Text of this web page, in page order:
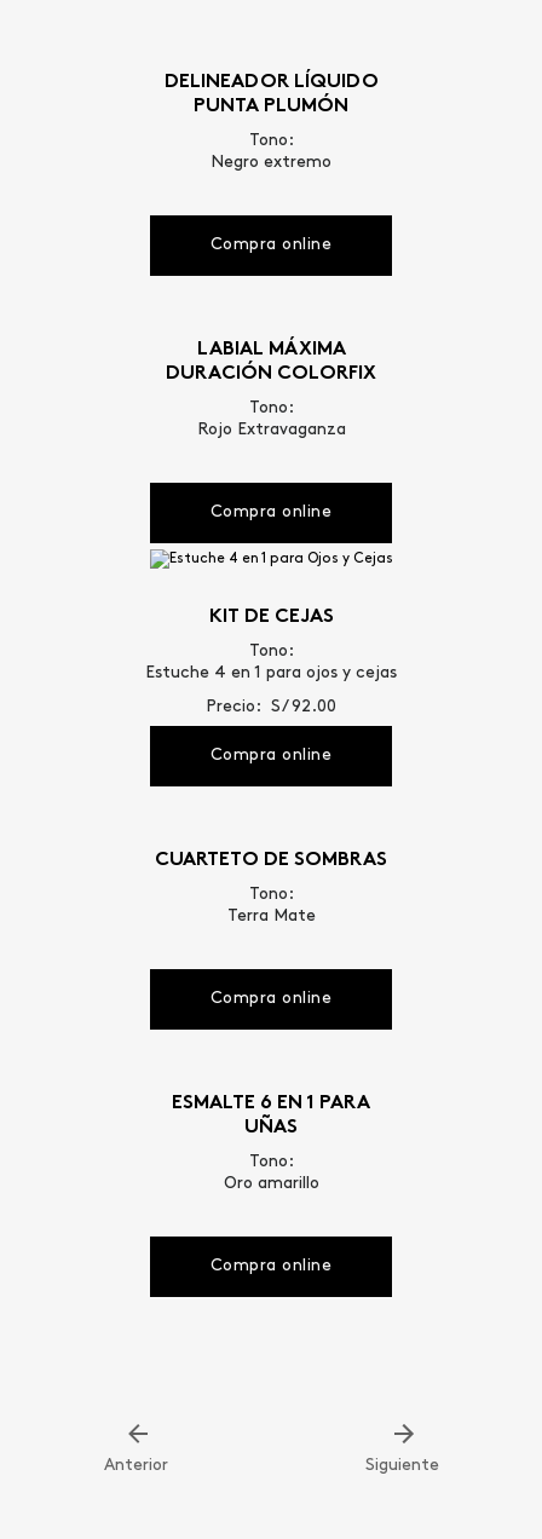
DELINEADOR LÍQUIDO
PUNTA PLUMÓN
Tono:
Negro extremo
Compra online
LABIAL MÁXIMA
DURACIÓN COLORFIX
Tono:
Rojo Extravaganza
Compra online
KIT DE CEJAS
Tono:
Estuche 4 en 1 para ojos y cejas
Precio: S/ 92.00
Compra online
CUARTETO DE SOMBRAS
Tono:
Terra Mate
Compra online
ESMALTE 6 EN 1 PARA
UÑAS
Tono:
Oro amarillo
Compra online
Anterior Siguiente